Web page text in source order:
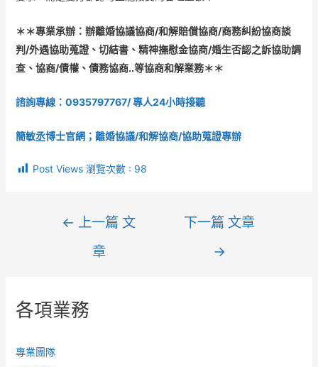
＊＊專業承辦：辦離婚協議協商/和解賠償協商/商務糾紛協商談
判/外遇協助蒐證、切結書、精神撫慰金協商/婚生否認之訴協助調
查、協商/債權、債務協商..等協商和解業務＊＊
諮詢專線： 0935797767/ 專人24小時接聽
簡敏丞博士官網；離婚協議/和解協商/協助蒐證專辦
Post Views 瀏覽次數 : 98
← 上一篇 文
章
下一篇 文章
→
各項業務
專業團隊